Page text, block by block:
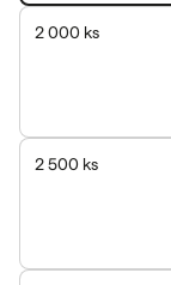
2 000 ks
2 500 ks